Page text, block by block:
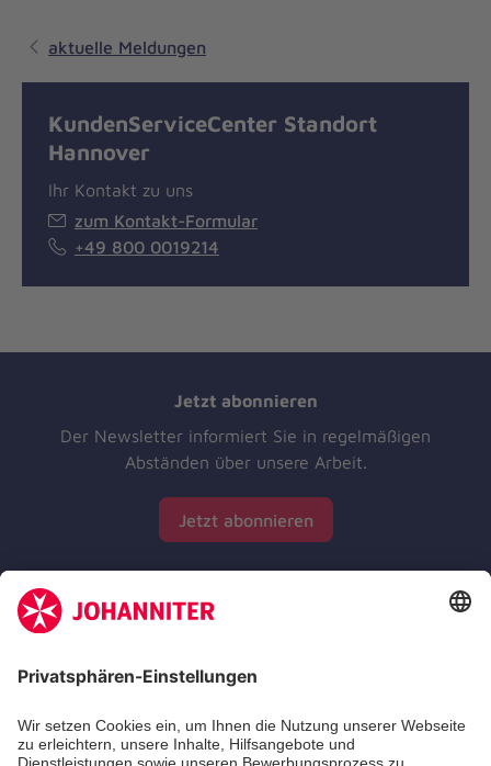
aktuelle Meldungen
KundenServiceCenter Standort
Hannover
Ihr Kontakt zu uns
zum Kontakt-Formular
+49 800 0019214
Jetzt abonnieren
Der Newsletter informiert Sie in regelmäßigen
Abständen über unsere Arbeit.
Jetzt abonnieren
Zertifizierung der Johanniter-Unfall-Hilfe e.V.
Die Johanniter GmbH führt das Spendenzertifikat